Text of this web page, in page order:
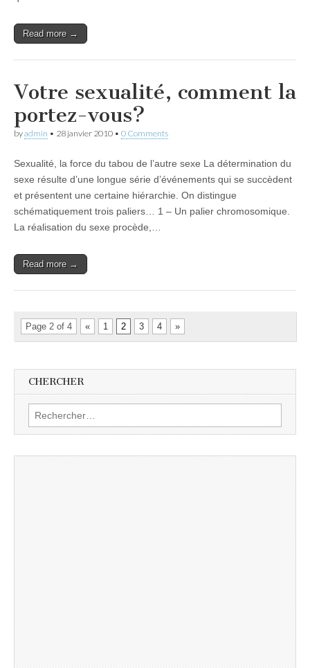
Read more →
Votre sexualité, comment la
portez-vous?
byadmin • 28 janvier 2010 • 0 Comments
Sexualité, la force du tabou de l’autre sexe La détermination du
sexe résulte d’une longue série d’événements qui se succèdent
et présentent une certaine hiérarchie. On distingue
schématiquement trois paliers… 1 – Un palier chromosomique.
La réalisation du sexe procède,…
Read more →
Page 2 of 4 « 1 2 3 4 »
CHERCHER
Rechercher :